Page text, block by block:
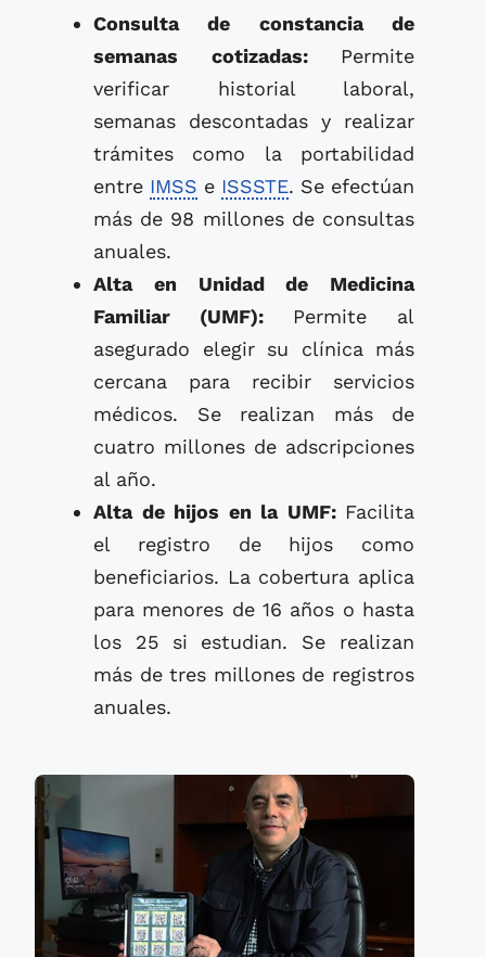
Consulta de constancia de
semanas cotizadas: Permite
verificar historial laboral,
semanas descontadas y realizar
trámites como la portabilidad
entre IMSS e ISSSTE. Se efectúan
más de 98 millones de consultas
anuales.
Alta en Unidad de Medicina
Familiar (UMF): Permite al
asegurado elegir su clínica más
cercana para recibir servicios
médicos. Se realizan más de
cuatro millones de adscripciones
al año.
Alta de hijos en la UMF: Facilita
el registro de hijos como
beneficiarios. La cobertura aplica
para menores de 16 años o hasta
los 25 si estudian. Se realizan
más de tres millones de registros
anuales.